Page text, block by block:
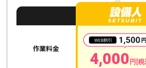
作業料金
4,000 円[